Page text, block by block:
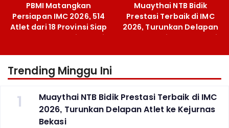
PBMI Matangkan
Persiapan IMC 2026, 514
Atlet dari 18 Provinsi Siap
Berlaga Besok di Bekasi
Muaythai NTB Bidik
Prestasi Terbaik di IMC
2026, Turunkan Delapan
Atlet ke Kejurnas Bekasi
Trending Minggu Ini
1
Muaythai NTB Bidik Prestasi Terbaik di IMC
2026, Turunkan Delapan Atlet ke Kejurnas
Bekasi